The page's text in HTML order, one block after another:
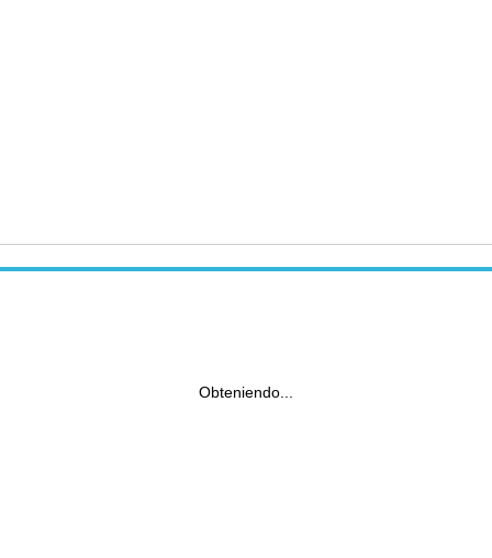
Obteniendo...